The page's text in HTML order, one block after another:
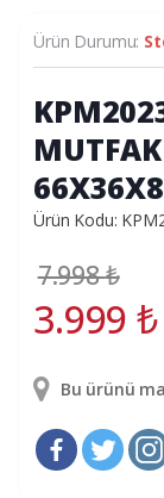
Ürün Durumu:
Ürün Kodu:
7.998₺
3.999₺
Bu ürünü